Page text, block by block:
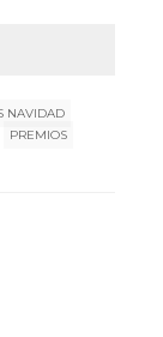
NAVIDAD
PREMIOS